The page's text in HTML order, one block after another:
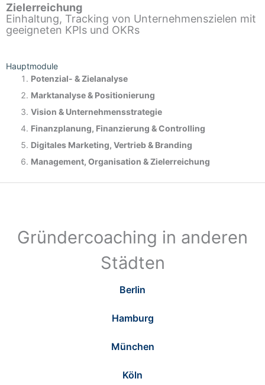
Zielerreichung
Einhaltung, Tracking von Unternehmenszielen mit
geeigneten KPIs und OKRs
Hauptmodule
Potenzial- &Zielanalyse
Marktanalyse & Positionierung
Vision & Unternehmensstrategie
Finanzplanung, Finanzierung & Controlling
Digitales Marketing, Vertrieb & Branding
Management, Organisation & Zielerreichung
Gründercoaching in anderen
Städten
Berlin
Hamburg
München
Köln